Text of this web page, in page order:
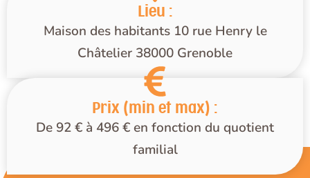
Lieu :
Maison des habitants 10 rue Henry le
Châtelier 38000 Grenoble
Prix (min et max) :
De 92 € à 496 € en fonction du quotient
familial